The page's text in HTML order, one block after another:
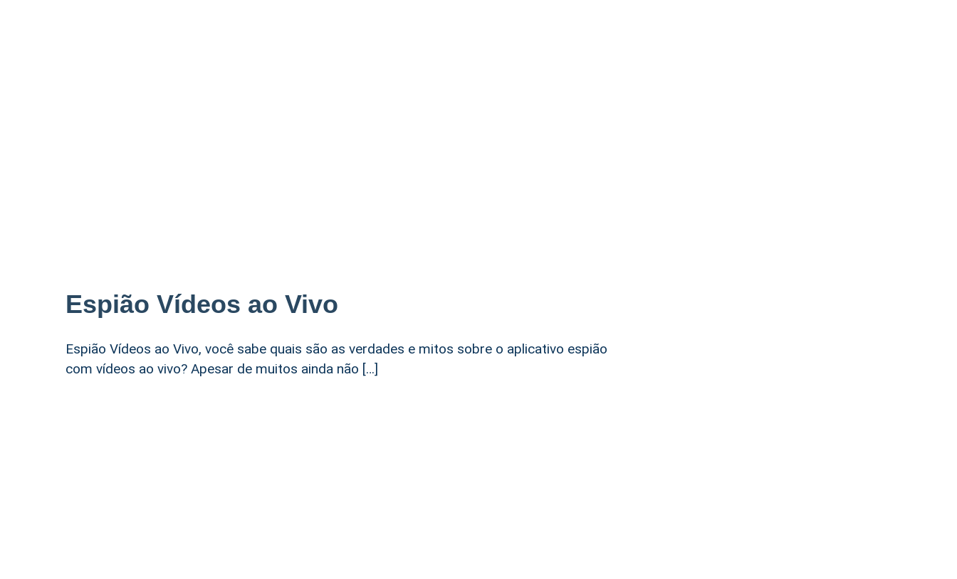
Espião Vídeos ao Vivo
Espião Vídeos ao Vivo, você sabe quais são as verdades e mitos sobre o aplicativo espião
com vídeos ao vivo? Apesar de muitos ainda não […]